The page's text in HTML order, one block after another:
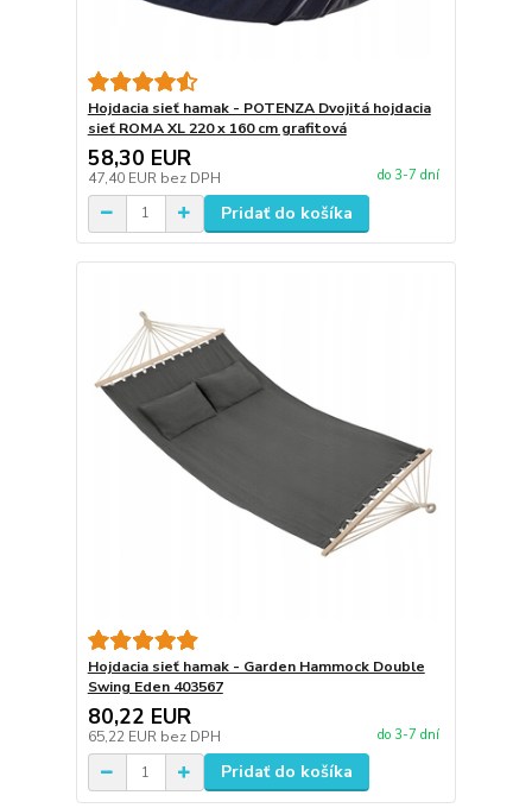
Hojdacia sieť hamak - POTENZA Dvojitá hojdacia
sieť ROMA XL 220 x 160 cm grafitová
58,30 EUR
47,40 EUR bez DPH do 3-7 dní
Pridať do košíka
Hojdacia sieť hamak - Garden Hammock Double
Swing Eden 403567
80,22 EUR
65,22 EUR bez DPH do 3-7 dní
Pridať do košíka